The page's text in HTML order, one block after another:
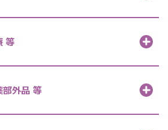
等
部外品 等